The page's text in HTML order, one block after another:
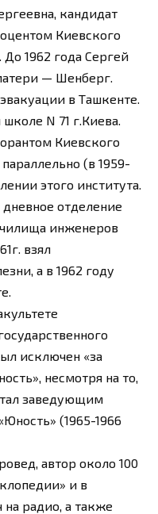
кандидат
Киевского
До 1962 года Сергей
— Шенберг.
в Ташкенте.
N 71 г.Киева.
Киевского
(в 1959-
этого института.
отделение
инженеров
взял
а в 1962 году
исключен «за
несмотря на то,
заведующим
(1965-1966
автор около 100
и в
радио, а также